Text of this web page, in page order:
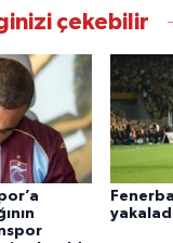
çekebilir